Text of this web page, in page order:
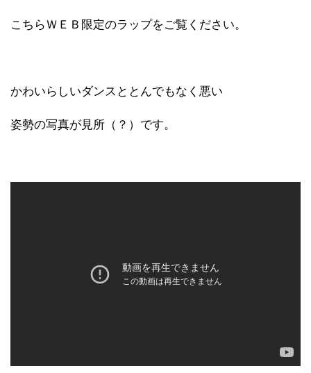
こちらＷＥＢ限定のラップをご覧ください。
かわいらしいダンスととんでもなく悪い
姿勢の写真が見所（？）です。